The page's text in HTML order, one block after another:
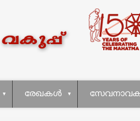
രേഖകള്‍